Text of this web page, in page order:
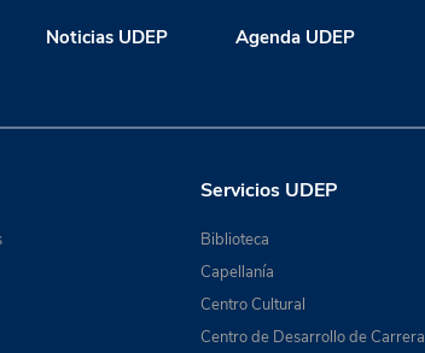
Noticias UDEP Agenda UDEP
Servicios UDEP
Biblioteca
Capellanía
Centro Cultural
Centro de Desarrollo de Carrera